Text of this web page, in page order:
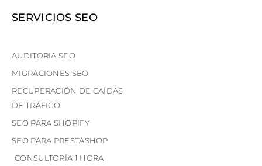
SERVICIOS SEO
AUDITORIA SEO
MIGRACIONES SEO
RECUPERACIÓN DE CAÍDAS
DE TRÁFICO
SEO PARA SHOPIFY
SEO PARA PRESTASHOP
CONSULTORÍA 1 HORA